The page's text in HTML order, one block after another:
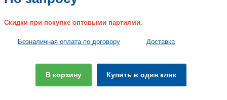
Скидки при покупке оптовыми партиями.
Безналичная оплата по договору Доставка
В корзину Купить в один клик